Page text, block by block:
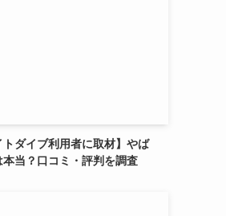
トダイブ利用者に取材】やば
当？口コミ・評判を調査